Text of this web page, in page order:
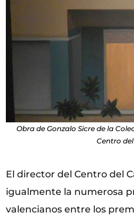
Obra de Gonzalo Sicre de la
Centro
El director del Centro del
igualmente la numerosa
valencianos entre los